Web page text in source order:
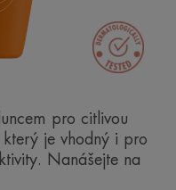
pro citlivou
je vhodný i pro
Nanášejte na